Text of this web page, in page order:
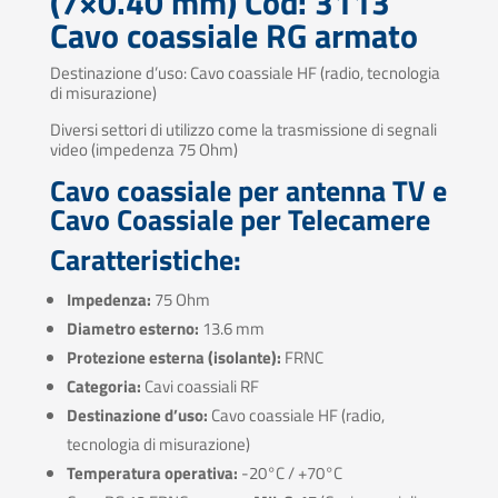
Cavo coassiale RG armato
Destinazione d’uso: Cavo coassiale HF (radio, tecnologia
di misurazione)
Diversi settori di utilizzo come la trasmissione di segnali
video (impedenza 75 Ohm)
Cavo coassiale per antenna TV e
Cavo Coassiale per Telecamere
Caratteristiche:
Impedenza: 75 Ohm
Diametro esterno: 13.6 mm
Protezione esterna (isolante): FRNC
Categoria: Cavi coassiali RF
Destinazione d’uso: Cavo coassiale HF (radio,
tecnologia di misurazione)
Temperatura operativa: -20°C / +70°C